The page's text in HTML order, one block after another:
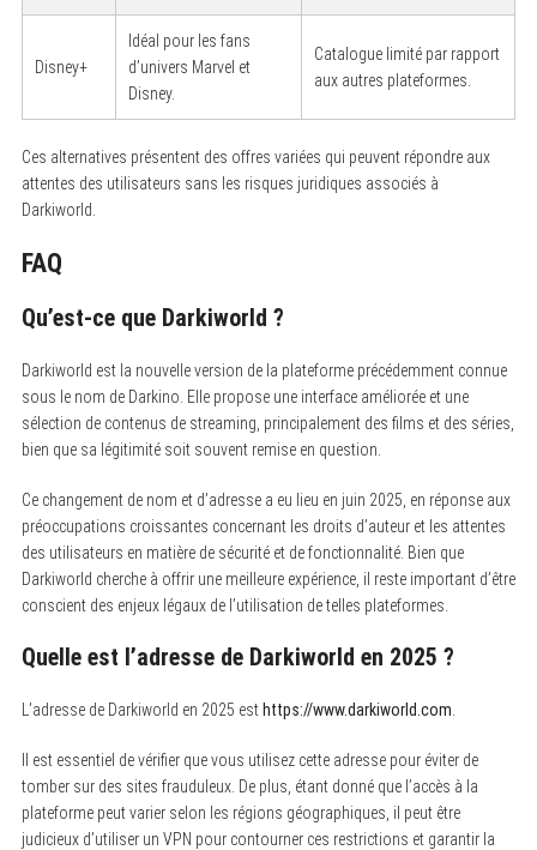
Disney+
Idéal pour les fans
d’univers Marvel et
Disney.
Catalogue limité par rapport
aux autres plateformes.
Ces alternatives présentent des offres variées qui peuvent répondre aux
attentes des utilisateurs sans les risques juridiques associés à
Darkiworld.
FAQ
Qu’est-ce que Darkiworld ?
Darkiworld est la nouvelle version de la plateforme précédemment connue
sous le nom de Darkino. Elle propose une interface améliorée et une
sélection de contenus de streaming, principalement des films et des séries,
bien que sa légitimité soit souvent remise en question.
Ce changement de nom et d’adresse a eu lieu en juin 2025, en réponse aux
préoccupations croissantes concernant les droits d’auteur et les attentes
des utilisateurs en matière de sécurité et de fonctionnalité. Bien que
Darkiworld cherche à offrir une meilleure expérience, il reste important d’être
conscient des enjeux légaux de l’utilisation de telles plateformes.
Quelle est l’adresse de Darkiworld en 2025 ?
L’adresse de Darkiworld en 2025 est https://www.darkiworld.com
Il est essentiel de vérifier que vous utilisez cette adresse pour éviter de
tomber sur des sites frauduleux. De plus, étant donné que l’accès à la
plateforme peut varier selon les régions géographiques, il peut être
judicieux d’utiliser un VPN pour contourner ces restrictions et garantir la